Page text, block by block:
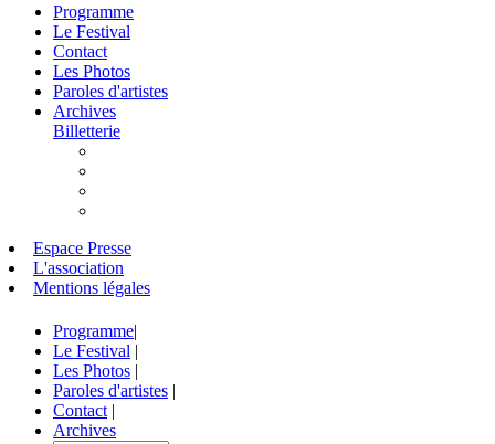
Programme
Le Festival
Contact
Les Photos
Paroles d'artistes
Archives
Billetterie
Espace Presse
L'association
Mentions légales
Programme|
Le Festival |
Les Photos |
Paroles d'artistes |
Contact |
Archives